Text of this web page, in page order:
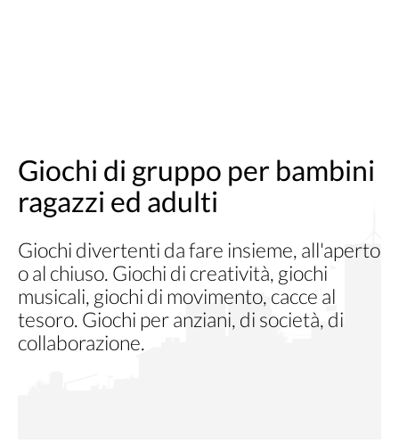
Giochi di gruppo per bambini
ragazzi ed adulti
Giochi divertenti da fare insieme, all'aperto
o al chiuso. Giochi di creatività, giochi
musicali, giochi di movimento, cacce al
tesoro. Giochi per anziani, di società, di
collaborazione.